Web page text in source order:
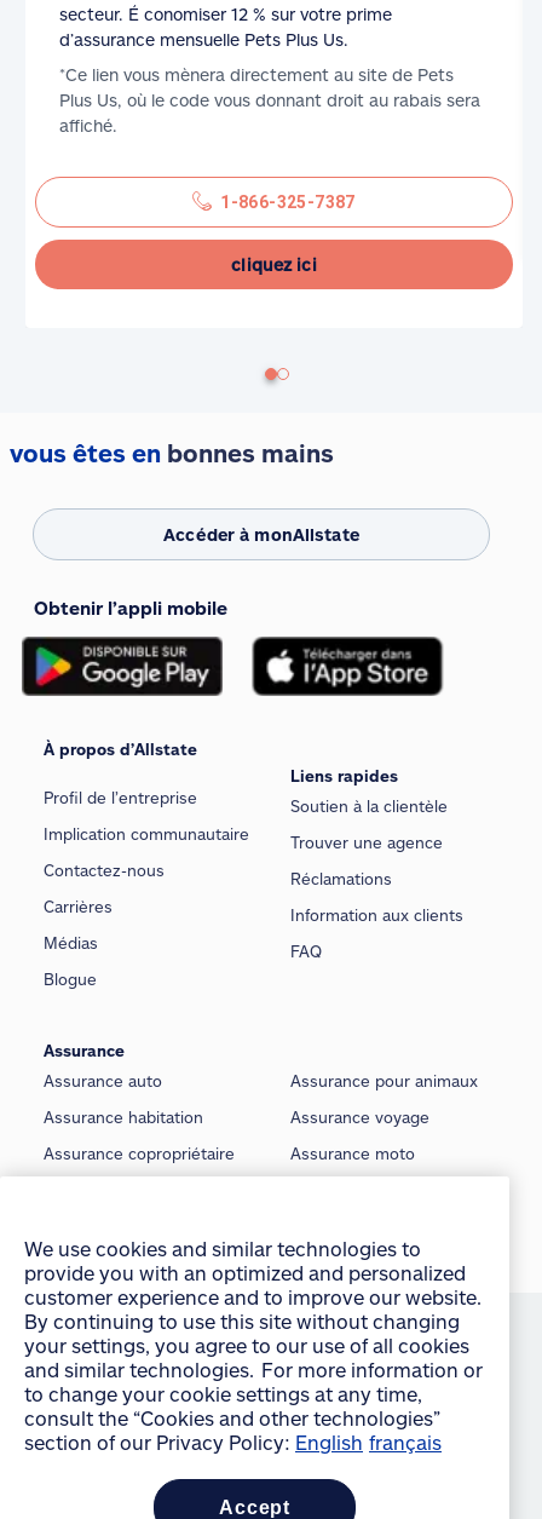
secteur. É conomiser 12 % sur votre prime
d’assurance mensuelle Pets Plus Us.
*Ce lien vous mènera directement au site de Pets
Plus Us, où le code vous donnant droit au rabais sera
affiché.
1-866-325-7387
cliquez ici
vous êtes en bonnes mains
Accéder à monAllstate
Obtenir l’appli mobile
À propos d’Allstate
Profil de l’entreprise
Implication communautaire
Contactez-nous
Carrières
Médias
Blogue
Liens rapides
Soutien à la clientèle
Trouver une agence
Réclamations
Information aux clients
FAQ
Assurance
Assurance auto
Assurance habitation
Assurance copropriétaire
Assurance saisonnière
Assurance pour animaux
Assurance voyage
Assurance moto
Assurance vie
©Allstate du Canada, compagnie d’assurance, 2026
Conditions d’utilisation
É noncé sur la protection de la vie privée
Manage Cookie Settings
provide you with an optimized and personalized
customer experience and to improve our website.
By continuing to use this site without changing
your settings, you agree to our use of all cookies
and similar technologies. For more information or
to change your cookie settings at any time,
consult the “Cookies and other technologies”
section of our Privacy Policy:English français